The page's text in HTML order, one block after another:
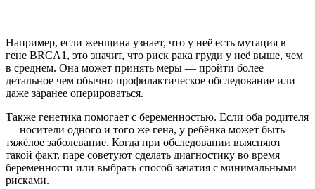
Например, если женщина узнает, что у неё есть мутация в
гене BRCA1, это значит, что риск рака груди у неё выше, чем
в среднем. Она может принять меры — пройти более
детальное чем обычно профилактическое обследование или
даже заранее оперироваться.
Также генетика помогает с беременностью. Если оба родителя
— носители одного и того же гена, у ребёнка может быть
тяжёлое заболевание. Когда при обследовании выясняют
такой факт, паре советуют сделать диагностику во время
беременности или выбрать способ зачатия с минимальными
рисками.